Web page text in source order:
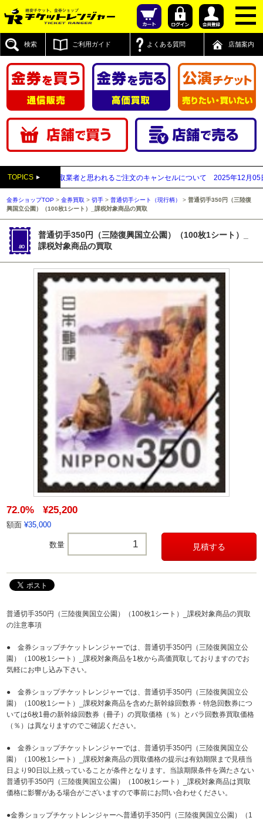
検索 ご利用ガイド よくある質問 店舗案内
TOPICS
先払い買取業者と思われるご注文のキャンセルについて 2025年12月05日 【
金券ショップTOP >金券買取 >切手 >普通切手シート（現行柄） >普通切手350円（三陸復
興国立公園）（100枚1シート）_課税対象商品の買取
普通切手350円（三陸復興国立公園）（100枚1シート）_
課税対象商品の買取
72.0% ¥25,200
額面 ¥35,000
数量
普通切手350円（三陸復興国立公園）（100枚1シート）_課税対象商品の買取
の注意事項
● 金券ショップチケットレンジャーでは、普通切手350円（三陸復興国立公
園）（100枚1シート）_課税対象商品を1枚から高価買取しておりますのでお
気軽にお申し込み下さい。
● 金券ショップチケットレンジャーでは、普通切手350円（三陸復興国立公
園）（100枚1シート）_課税対象商品を含めた新幹線回数券・特急回数券につ
いては6枚1冊の新幹線回数券（冊子）の買取価格（％）とバラ回数券買取価格
（％）は異なりますのでご確認ください。
● 金券ショップチケットレンジャーでは、普通切手350円（三陸復興国立公
園）（100枚1シート）_課税対象商品の買取価格の提示は有効期限まで見積当
日より90日以上残っていることが条件となります。当該期限条件を満たさない
普通切手350円（三陸復興国立公園）（100枚1シート）_課税対象商品は買取
価格に影響がある場合がございますので事前にお問い合わせください。
●金券ショップチケットレンジャーへ普通切手350円（三陸復興国立公園）（1